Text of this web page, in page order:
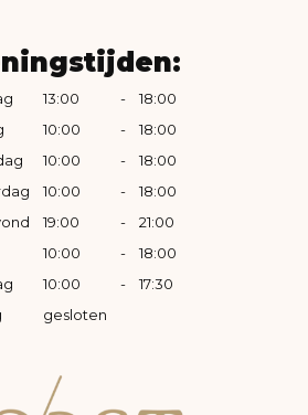
13:00 -
18:00
10:00 -
18:00
10:00 -
18:00
10:00 -
18:00
19:00 -
21:00
10:00 -
18:00
10:00 -
17:30
gesloten